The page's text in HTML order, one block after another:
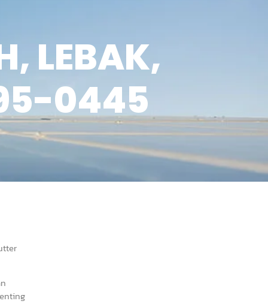
LEBAK,
0445